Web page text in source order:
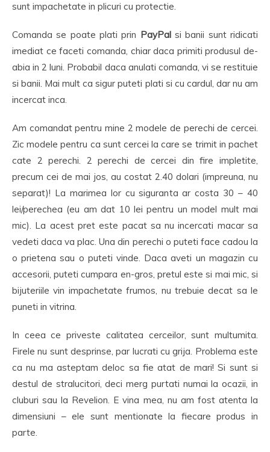
sunt impachetate in plicuri cu protectie.
Comanda se poate plati prin PayPalsi banii sunt ridicati
imediat ce faceti comanda, chiar daca primiti produsul de-
abia in 2 luni. Probabil daca anulati comanda, vi se restituie
si banii. Mai mult ca sigur puteti plati si cu cardul, dar nu am
incercat inca.
Am comandat pentru mine 2 modele de perechi de cercei.
Zic modele pentru ca sunt cercei la care se trimit in pachet
cate 2 perechi. 2 perechi de cercei din fire impletite,
precum cei de mai jos, au costat 2.40 dolari (impreuna, nu
separat)! La marimea lor cu siguranta ar costa 30 – 40
lei/perechea (eu am dat 10 lei pentru un model mult mai
mic). La acest pret este pacat sa nu incercati macar sa
vedeti daca va plac. Una din perechi o puteti face cadou la
o prietena sau o puteti vinde. Daca aveti un magazin cu
accesorii, puteti cumpara en-gros, pretul este si mai mic, si
bijuteriile vin impachetate frumos, nu trebuie decat sa le
puneti in vitrina.
In ceea ce priveste calitatea cerceilor, sunt multumita.
Firele nu sunt desprinse, par lucrati cu grija. Problema este
ca nu ma asteptam deloc sa fie atat de mari! Si sunt si
destul de stralucitori, deci merg purtati numai la ocazii, in
cluburi sau la Revelion. E vina mea, nu am fost atenta la
dimensiuni – ele sunt mentionate la fiecare produs in
parte.